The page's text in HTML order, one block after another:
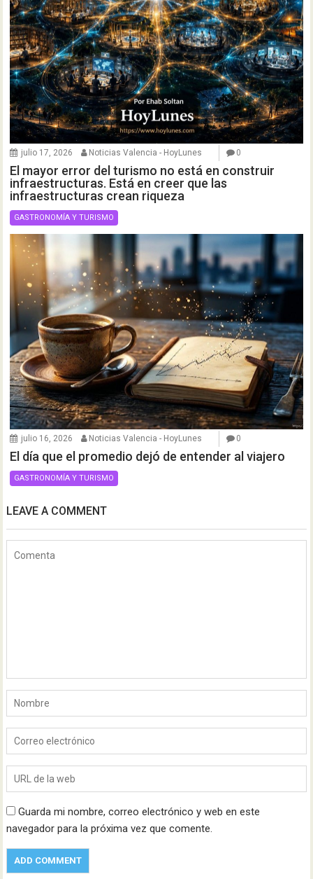
julio 17, 2026 Noticias Valencia - HoyLunes 0
El mayor error del turismo no está en construir
infraestructuras. Está en creer que las
infraestructuras crean riqueza
GASTRONOMÍA Y TURISMO
julio 16, 2026 Noticias Valencia - HoyLunes 0
El día que el promedio dejó de entender al viajero
GASTRONOMÍA Y TURISMO
LEAVE A COMMENT
Guarda mi nombre, correo electrónico y web en este
navegador para la próxima vez que comente.